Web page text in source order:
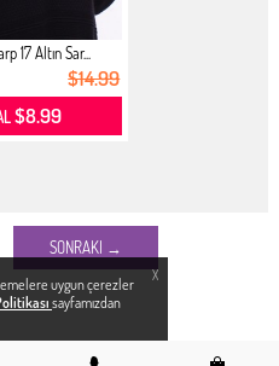
X
uygun çerezler
sayfamızdan
17 Altın Sar...
$14.99
$8.99
SONRAKI →